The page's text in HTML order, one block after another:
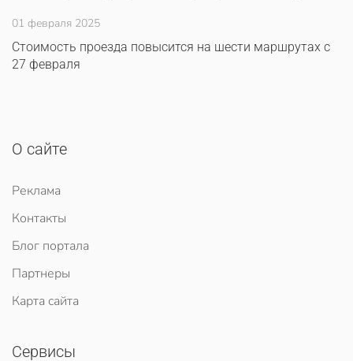
01 февраля 2025
Стоимость проезда повысится на шести маршрутах с
27 февраля
О сайте
Реклама
Контакты
Блог портала
Партнеры
Карта сайта
Сервисы